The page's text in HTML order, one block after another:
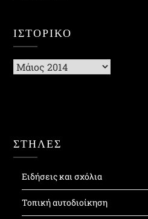
ΙΣΤΟΡΙΚΌ
Ιστορικό
ΣΤΗΛΕΣ
Ειδήσεις και σχόλια
Τοπική αυτοδιοίκηση